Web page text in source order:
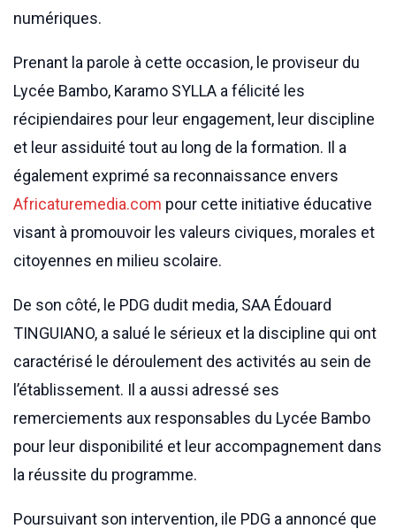
numériques.
Prenant la parole à cette occasion, le proviseur du
Lycée Bambo, Karamo SYLLA a félicité les
récipiendaires pour leur engagement, leur discipline
et leur assiduité tout au long de la formation. Il a
également exprimé sa reconnaissance envers
Africaturemedia.com pour cette initiative éducative
visant à promouvoir les valeurs civiques, morales et
citoyennes en milieu scolaire.
De son côté, le PDG dudit media, SAA Édouard
TINGUIANO, a salué le sérieux et la discipline qui ont
caractérisé le déroulement des activités au sein de
l’établissement. Il a aussi adressé ses
remerciements aux responsables du Lycée Bambo
pour leur disponibilité et leur accompagnement dans
la réussite du programme.
Poursuivant son intervention, ile PDG a annoncé que